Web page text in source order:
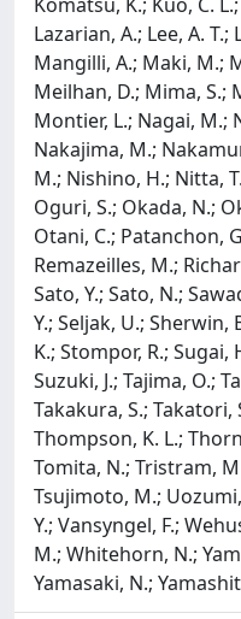
Lazarian, A.; Lee, A. T.;
Mangilli, A.; Maki, M.;
Meilhan, D.; Mima, S.;
Montier, L.; Nagai, M.;
Nakajima, M.;
M.; Nishino, H.; Nitta,
Oguri, S.; Okada, N.;
Otani, C.; Patanchon,
Remazeilles, M.;
Sato, Y.; Sato, N.;
Y.; Seljak, U.; Sherwin,
K.; Stompor, R.; Sugai,
Suzuki, J.; Tajima, O.;
Takakura, S.; Takatori,
Thompson, K. L.;
Tomita, N.; Tristram,
Tsujimoto, M.;
Y.; Vansyngel, F.;
M.; Whitehorn, N.;
Yamasaki, N.;